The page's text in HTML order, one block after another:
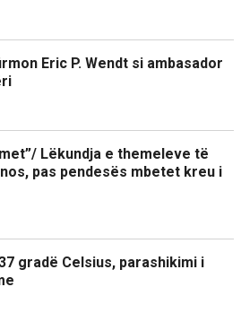
Eric P. Wendt si ambasador
Lëkundja e themeleve të
pas pendesës mbetet kreu i
gradë Celsius, parashikimi i